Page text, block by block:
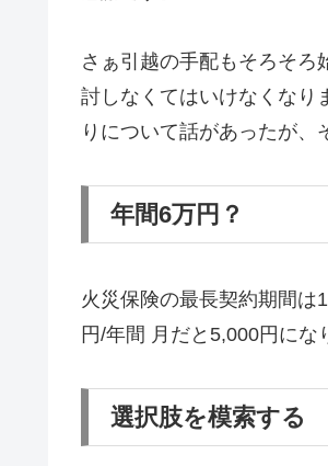
さぁ引越の手配もそろそろ
討しなくてはいけなくなり
りについて話があったが、
年間6万円？
火災保険の最長契約期間は
円/年間 月だと5,000円にな
選択肢を模索する